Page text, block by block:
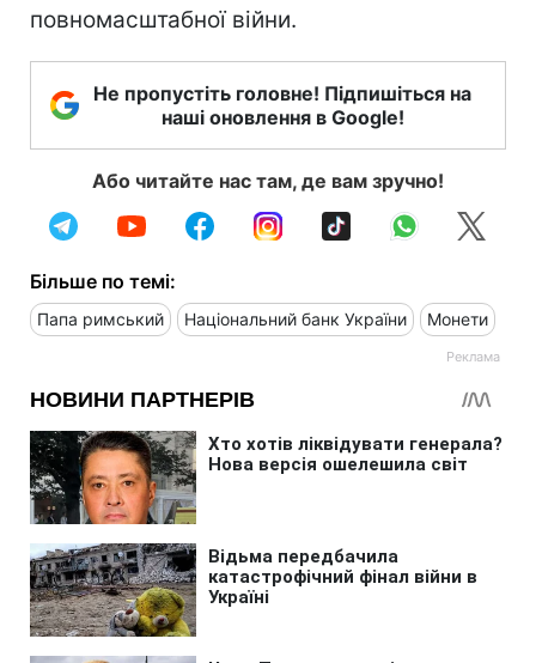
повномасштабної війни.
Не пропустіть головне! Підпишіться на
наші оновлення в Google!
Або читайте нас там, де вам зручно!
Більше по темі:
Папа римський Національний банк України Монети